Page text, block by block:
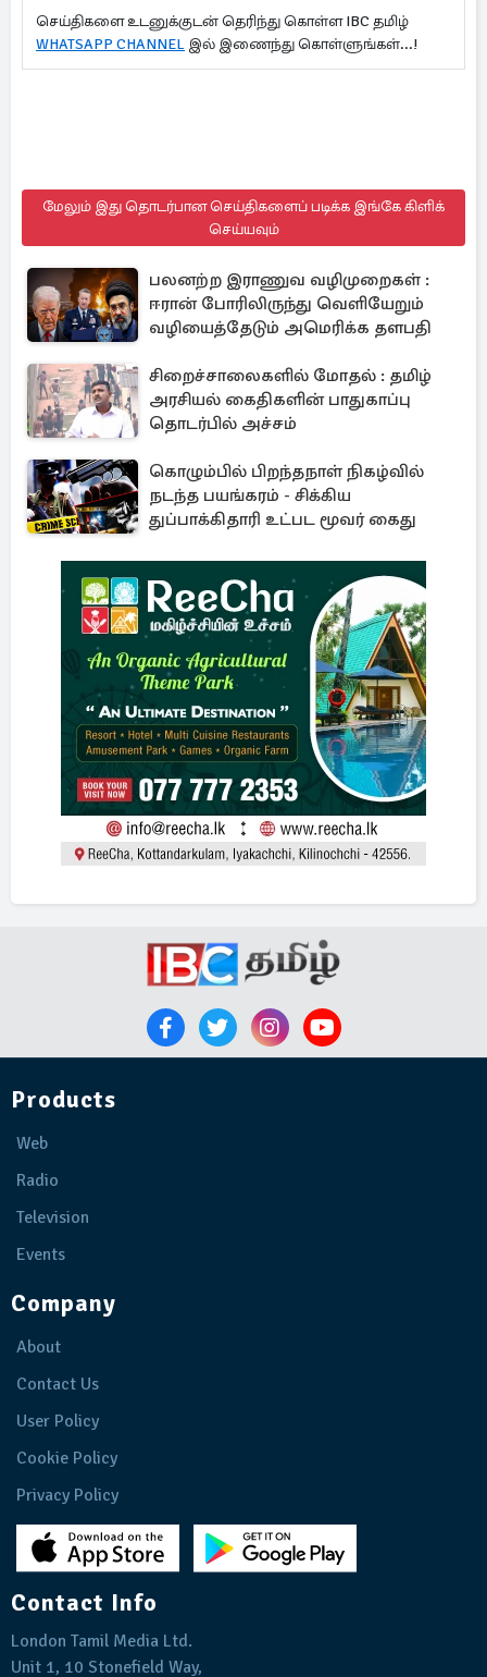
செய்திகளை உடனுக்குடன் தெரிந்து கொள்ள IBC தமிழ்
WHATSAPP CHANNEL இல் இணைந்து கொள்ளுங்கள்...!
மேலும் இது தொடர்பான செய்திகளைப் படிக்க இங்கே கிளிக்
செய்யவும்
பலனற்ற இராணுவ வழிமுறைகள் :
ஈரான் போரிலிருந்து வெளியேறும்
வழியைத்தேடும் அமெரிக்க தளபதி
சிறைச்சாலைகளில் மோதல் : தமிழ்
அரசியல் கைதிகளின் பாதுகாப்பு
தொடர்பில் அச்சம்
கொழும்பில் பிறந்தநாள் நிகழ்வில்
நடந்த பயங்கரம் - சிக்கிய
துப்பாக்கிதாரி உட்பட மூவர் கைது
Products
Web
Radio
Television
Events
Company
About
Contact Us
User Policy
Cookie Policy
Privacy Policy
Contact Info
London Tamil Media Ltd.
Unit 1, 10 Stonefield Way,